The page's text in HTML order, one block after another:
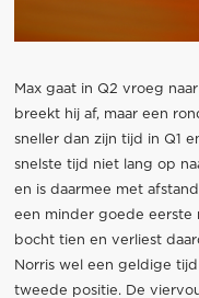
Max gaat in Q2 vroeg
breekt hij af, maar een
sneller dan zijn tijd in Q1
snelste tijd niet lang op
en is daarmee met
een minder goede eerste
bocht tien en verliest
Norris wel een geldige
tweede positie. De